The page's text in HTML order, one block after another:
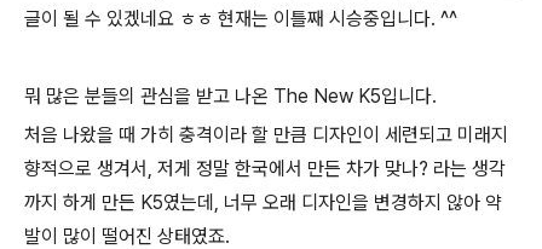
글이 될 수 있겠네요 ㅎㅎ 현재는 이틀째 시승중입니다. ^^
뭐 많은 분들의 관심을 받고 나온 The New K5입니다.
처음 나왔을 때 가히 충격이라 할 만큼 디자인이 세련되고 미래지
향적으로 생겨서, 저게 정말 한국에서 만든 차가 맞나? 라는 생각
까지 하게 만든 K5였는데, 너무 오래 디자인을 변경하지 않아 약
발이 많이 떨어진 상태였죠.